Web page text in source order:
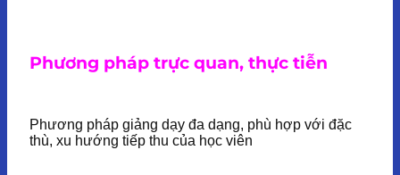
Phương pháp trực quan, thực tiễn
Phương pháp giảng dạy đa dạng, phù hợp với đặc
thù, xu hướng tiếp thu của học viên